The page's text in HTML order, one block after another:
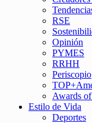
RSE
Opinión
PYMES
RRHH
Periscopio
Awards
Estilo de Vida
Deportes